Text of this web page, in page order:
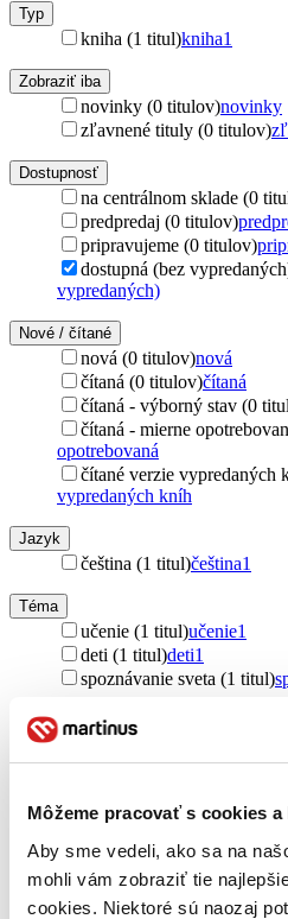
Môžeme pracovať s cookies
Aby sme vedeli, ako sa na
mohli vám zobraziť tie
cookies. Niektoré sú naozaj
Typ
kniha (1 titul)kniha1
Zobraziť iba
novinky (0 titulov)novinky
zľavnené tituly (0 titulov)
Dostupnosť
na centrálnom sklade (0
predpredaj (0 titulov)
pripravujeme (0 titulov)
dostupná (bez
vypredaných)
Nové / čítané
nová (0 titulov)nová
čítaná (0 titulov)čítaná
čítaná - výborný stav (0
čítaná - mierne
opotrebovaná
čítané verzie vypredaných
vypredaných kníh
Jazyk
čeština (1 titul)čeština1
Téma
učenie (1 titul)učenie1
deti (1 titul)deti1
spoznávanie sveta (1 titul)
Pre koho
Portál (1 titul)Portál1
Väzba
pevná väzba (1 titul)pevná